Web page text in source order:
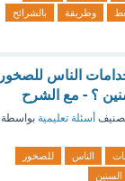
وطريقة
بالشرائح
الناس للصخور
؟ - مع الشرح
أسئلة تعليمية بواسطة
الناس
للصخور
السنين